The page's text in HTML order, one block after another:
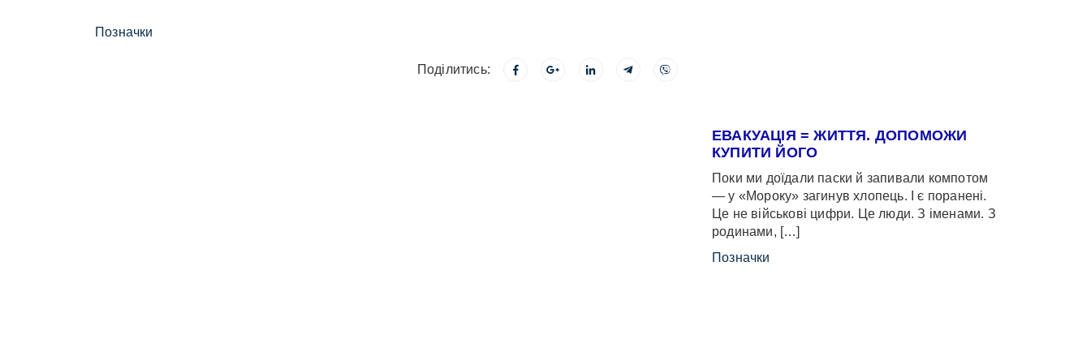
Позначки
Поділитись:
ЕВАКУАЦІЯ = ЖИТТЯ. ДОПОМОЖИ
КУПИТИ ЙОГО
Поки ми доїдали паски й запивали компотом
— у «Мороку» загинув хлопець. І є поранені.
Це не військові цифри. Це люди. З іменами. З
родинами, […]
Позначки